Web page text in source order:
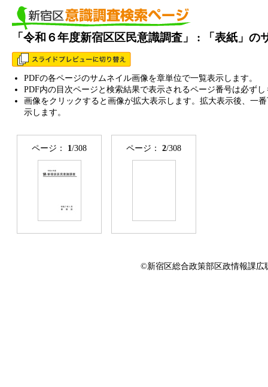
「令和６年度新宿区区民意識調査」 : 「表紙」の
PDFの各ページのサムネイル画像を章単位で一覧表示します。
PDF内の目次ページと検索結果で表示されるページ番号は必ず
画像をクリックすると画像が拡大表示します。拡大表示後、一
示します。
ページ： 1/308 ページ： 2/308
©新宿区総合政策部区政情報課